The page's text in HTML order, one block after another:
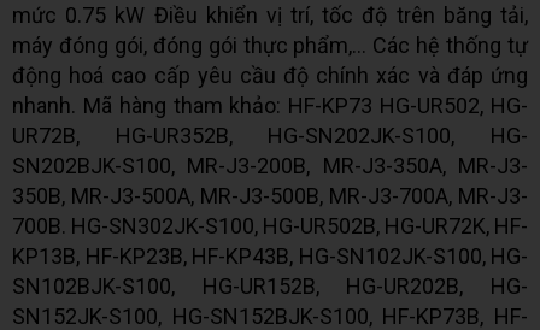
mức 0.75 kW Điều khiển vị trí, tốc độ trên băng tải,
máy đóng gói, đóng gói thực phẩm,... Các hệ thống tự
động hoá cao cấp yêu cầu độ chính xác và đáp ứng
nhanh. Mã hàng tham khảo: HF-KP73 HG-UR502, HG-
UR72B, HG-UR352B, HG-SN202JK-S100, HG-
SN202BJK-S100, MR-J3-200B, MR-J3-350A, MR-J3-
350B, MR-J3-500A, MR-J3-500B, MR-J3-700A, MR-J3-
700B. HG-SN302JK-S100, HG-UR502B, HG-UR72K, HF-
KP13B, HF-KP23B, HF-KP43B, HG-SN102JK-S100, HG-
SN102BJK-S100, HG-UR152B, HG-UR202B, HG-
SN152JK-S100, HG-SN152BJK-S100, HF-KP73B, HF-